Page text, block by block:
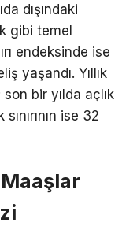
dışındaki
gibi temel
endeksinde ise
yaşandı. Yıllık
bir yılda açlık
ise 32